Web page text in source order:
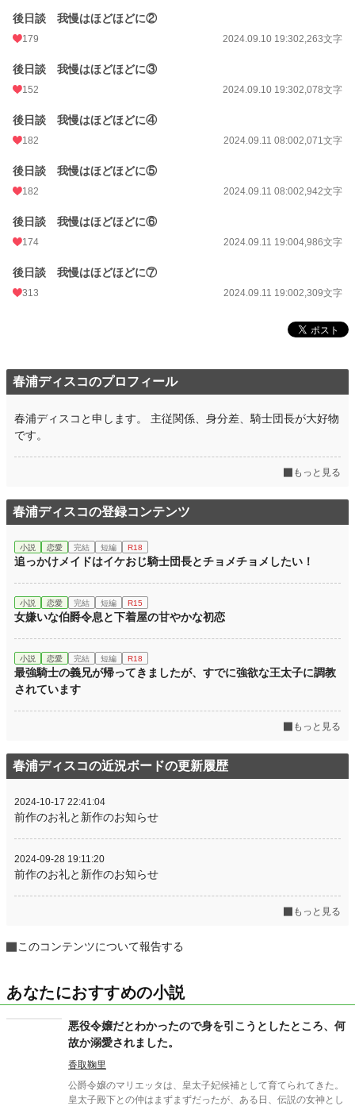
後日談 我慢はほどほどに②
179 2024.09.10 19:302,263文字
後日談 我慢はほどほどに③
152 2024.09.10 19:302,078文字
後日談 我慢はほどほどに④
182 2024.09.11 08:002,071文字
後日談 我慢はほどほどに⑤
182 2024.09.11 08:002,942文字
後日談 我慢はほどほどに⑥
174 2024.09.11 19:004,986文字
後日談 我慢はほどほどに⑦
313 2024.09.11 19:002,309文字
春浦ディスコのプロフィール
春浦ディスコと申します。 主従関係、身分差、騎士団長が大好物
です。
もっと見る
春浦ディスコの登録コンテンツ
小説 恋愛 完結 短編 R18
追っかけメイドはイケおじ騎士団長とチョメチョメしたい！
小説 恋愛 完結 短編 R15
女嫌いな伯爵令息と下着屋の甘やかな初恋
小説 恋愛 完結 短編 R18
最強騎士の義兄が帰ってきましたが、すでに強欲な王太子に調教
されています
もっと見る
春浦ディスコの近況ボードの更新履歴
2024-10-17 22:41:04
前作のお礼と新作のお知らせ
2024-09-28 19:11:20
前作のお礼と新作のお知らせ
もっと見る
このコンテンツについて報告する
あなたにおすすめの小説
悪役令嬢だとわかったので身を引こうとしたところ、何
故か溺愛されました。
香取鞠里
公爵令嬢のマリエッタは、皇太子妃候補として育てられてきた。
皇太子殿下との仲はまずまずだったが、ある日、伝説の女神とし